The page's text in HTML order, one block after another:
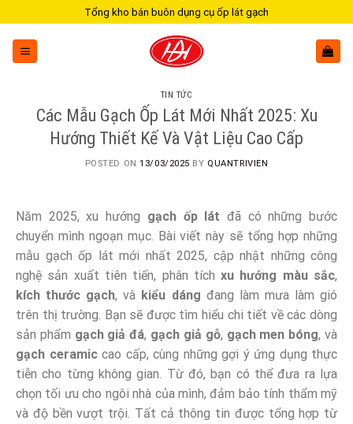
to
content
Tổng kho bán buôn dụng cụ ốp lát gạch
TIN TỨC
Các Mẫu Gạch Ốp Lát Mới Nhất 2025: Xu
Hướng Thiết Kế Và Vật Liệu Cao Cấp
POSTED ON13/03/2025 BY QUANTRIVIEN
Năm 2025, xu hướng gạch ốp lát đã có những bước
chuyển mình ngoạn mục. Bài viết này sẽ tổng hợp những
mẫu gạch ốp lát mới nhất 2025, cập nhật những công
nghệ sản xuất tiên tiến, phân tíchxu hướng màu sắc,
kích thước gạch, và kiểu dáng đang làm mưa làm gió
trên thị trường. Bạn sẽ được tìm hiểu chi tiết về các dòng
sản phẩm gạch giả đá, gạch giả gỗ, gạch men bóng, và
gạch ceramiccao cấp, cùng những gợi ý ứng dụng thực
tiễn cho từng không gian. Từ đó, bạn có thể đưa ra lựa
chọn tối ưu cho ngôi nhà của mình, đảm bảo tính thẩm mỹ
và độ bền vượt trội. Tất cả thông tin được tổng hợp từ